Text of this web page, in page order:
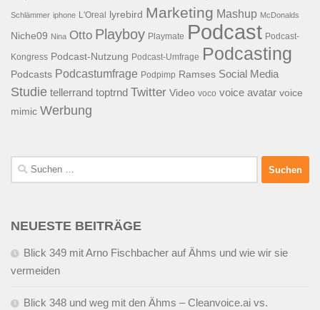
Schlämmer iphone L'Oreal lyrebird Marketing Mashup McDonalds
Niche09 Nina Otto Playboy Playmate Podcast Podcast-
Kongress Podcast-Nutzung Podcast-Umfrage Podcasting
Podcasts Podcastumfrage Podpimp Ramses Social Media
Studie tellerrand toptrnd Twitter Video voco voice avatar voice
mimic Werbung
Suchen
nach:
NEUESTE BEITRÄGE
Blick 349 mit Arno Fischbacher auf Ähms und wie wir sie
vermeiden
Blick 348 und weg mit den Ähms – Cleanvoice.ai vs.